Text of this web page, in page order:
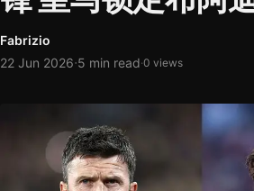
Fabrizio
22 Jun 2026·5 min read·0 views